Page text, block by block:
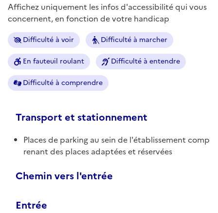
Affichez uniquement les infos d'accessibilité qui vous
concernent, en fonction de votre handicap
Difficulté à voir Difficulté à marcher
En fauteuil roulant Difficulté à entendre
Difficulté à comprendre
Transport et stationnement
Places de parking au sein de l'établissement comp
renant des places adaptées et réservées
Chemin vers l'entrée
Entrée